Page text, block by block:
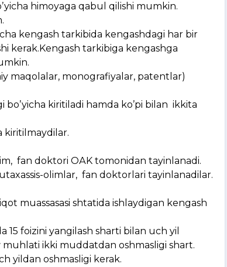
himoyaga qabul qilishi mumkin.
kengash tarkibida kengashdagi har bir
kerak.Kengash tarkibiga kengashga
maqolalar, monografiyalar, patentlar)
kiritiladi hamda koʼpi bilan ikkita
kiritilmaydilar.
fan doktori OАK tomonidan tayinlanadi.
olimlar, fan doktorlari tayinlanadilar.
muassasasi shtatida ishlaydigan kengash
foizini yangilash sharti bilan uch yil
ikki muddatdan oshmasligi shart.
yildan oshmasligi kerak.